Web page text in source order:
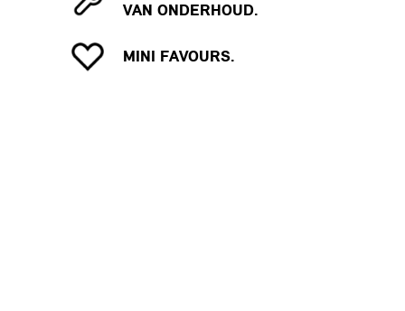
VAN ONDERHOUD.
MINI FAVOURS.